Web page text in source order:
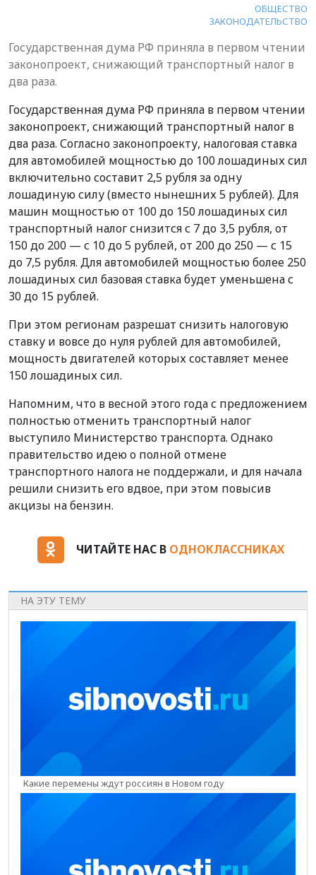
ОБЩЕСТВО
ЗАКОНОДАТЕЛЬСТВО
Государственная дума РФ приняла в первом чтении
законопроект, снижающий транспортный налог в
два раза.
Государственная дума РФ приняла в первом чтении
законопроект, снижающий транспортный налог в
два раза. Согласно законопроекту, налоговая ставка
для автомобилей мощностью до 100 лошадиных сил
включительно составит 2,5 рубля за одну
лошадиную силу (вместо нынешних 5 рублей). Для
машин мощностью от 100 до 150 лошадиных сил
транспортный налог снизится с 7 до 3,5 рубля, от
150 до 200 — с 10 до 5 рублей, от 200 до 250 — с 15
до 7,5 рубля. Для автомобилей мощностью более 250
лошадиных сил базовая ставка будет уменьшена с
30 до 15 рублей.
При этом регионам разрешат снизить налоговую
ставку и вовсе до нуля рублей для автомобилей,
мощность двигателей которых составляет менее
150 лошадиных сил.
Напомним, что в весной этого года с предложением
полностью отменить транспортный налог
выступило Министерство транспорта. Однако
правительство идею о полной отмене
транспортного налога не поддержали, и для начала
решили снизить его вдвое, при этом повысив
акцизы на бензин.
ЧИТАЙТЕ НАС В ОДНОКЛАССНИКАХ
НА ЭТУ ТЕМУ
Какие перемены ждут россиян в Новом году